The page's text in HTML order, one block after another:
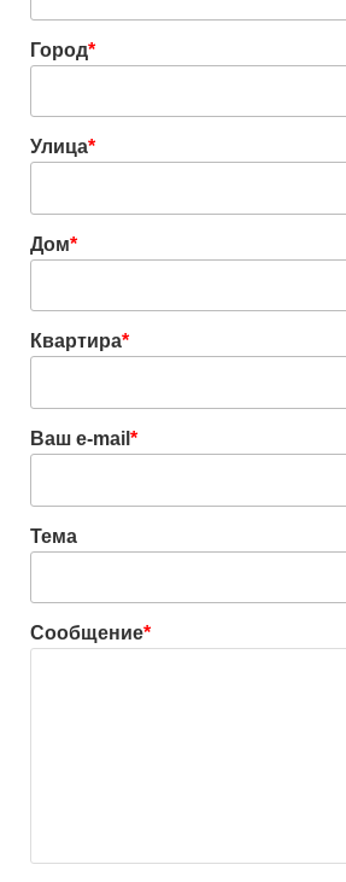
Город*
Улица*
Дом*
Квартира*
Ваш e-mail *
Тема
Сообщение*